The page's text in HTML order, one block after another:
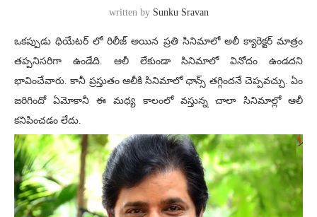
written by Sunku Sravan
ఒకప్పుడు థియేటర్ లో రిలీజ్ అయిన ప్రతి సినిమాలో అలీ క్యారెక్టర్ మాత్రం
తప్పనిసరిగా ఉండేది. ఆలీ లేకుండా సినిమాలో వినోదం ఉండదని
భావించేవారు. కానీ ప్రస్తుతం ఆలీకి సినిమాలో ఛాన్స్ తగ్గిందనే చెప్పవచ్చు. ఏం
జరిగిందో ఏమోకానీ ఈ మధ్య కాలంలో వస్తున్న చాలా సినిమాల్లో ఆలీ
కనిపించడం లేదు.